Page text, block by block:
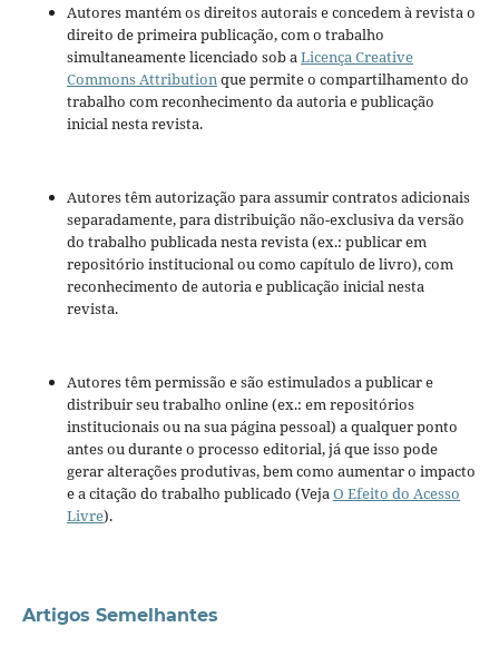
Autores mantém os direitos autorais e concedem à revista o
direito de primeira publicação, com o trabalho
simultaneamente licenciado sob aLicença Creative
Commons Attributionque permite o compartilhamento do
trabalho com reconhecimento da autoria e publicação
inicial nesta revista.
Autores têm autorização para assumir contratos adicionais
separadamente, para distribuição não-exclusiva da versão
do trabalho publicada nesta revista (ex.: publicar em
repositório institucional ou como capítulo de livro), com
reconhecimento de autoria e publicação inicial nesta
revista.
Autores têm permissão e são estimulados a publicar e
distribuir seu trabalho online (ex.: em repositórios
institucionais ou na sua página pessoal) a qualquer ponto
antes ou durante o processo editorial, já que isso pode
gerar alterações produtivas, bem como aumentar o impacto
e a citação do trabalho publicado (VejaO Efeito do Acesso
Livre).
Artigos Semelhantes